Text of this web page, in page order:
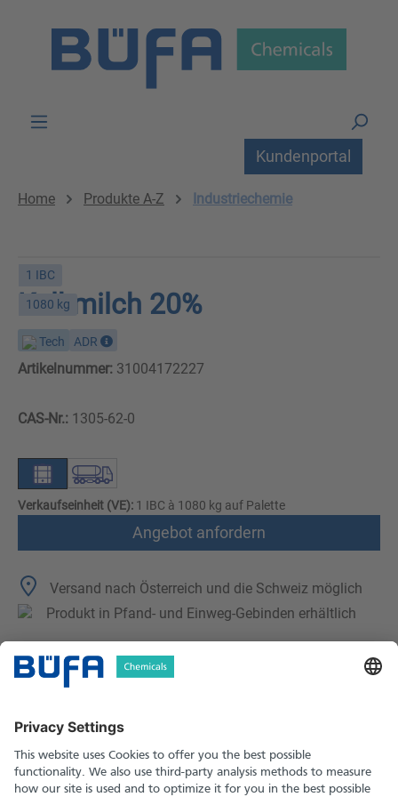
Kundenportal
Home Produkte A-Z Industriechemie
1 IBC
1080 kg
Kalkmilch 20%
Tech ADR
Artikelnummer: 31004172227
CAS-Nr.: 1305-62-0
Verkaufseinheit (VE): 1 IBC à 1080 kg auf Palette
Angebot anfordern
Versand nach Österreich und die Schweiz möglich
Produkt in Pfand- und Einweg-Gebinden erhältlich
Technische Merkmale
Sicherheitshinweise